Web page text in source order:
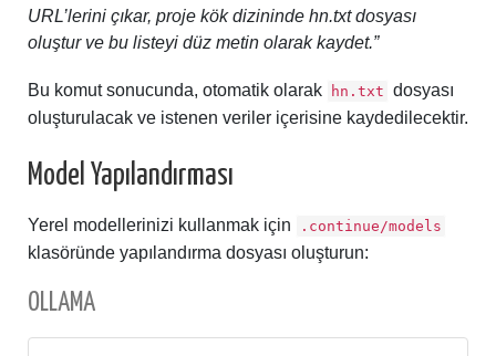
URL’lerini çıkar, proje kök dizininde hn.txt dosyası
oluştur ve bu listeyi düz metin olarak kaydet.”
Bu komut sonucunda, otomatik olarak hn.txt dosyası
oluşturulacak ve istenen veriler içerisine kaydedilecektir.
Model Yapılandırması
Yerel modellerinizi kullanmak için .continue/models
klasöründe yapılandırma dosyası oluşturun:
OLLAMA